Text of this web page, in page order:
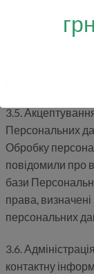
відповідно до
персональних
3.4. Строк
3.5.
Персональних
Обробку
повідомили про
бази
права,
персональних
3.6.
контактну